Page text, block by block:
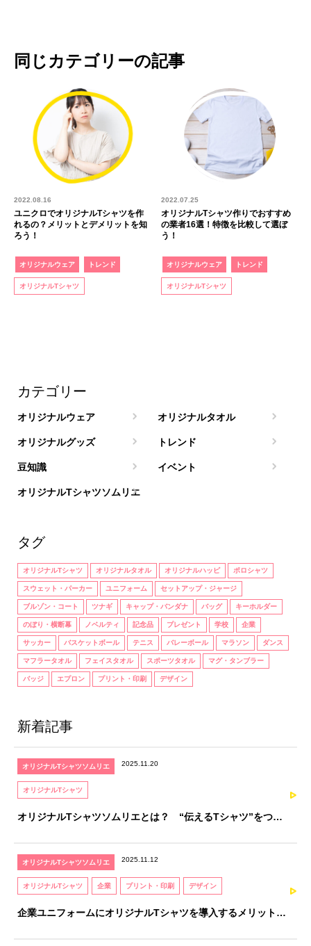
同じカテゴリーの記事
2022.08.16
ユニクロでオリジナルTシャツを作
れるの？メリットとデメリットを知
ろう！
オリジナルウェア トレンド
オリジナルTシャツ
2022.07.25
オリジナルTシャツ作りでおすすめ
の業者16選！特徴を比較して選ぼ
う！
オリジナルウェア トレンド
オリジナルTシャツ
カテゴリー
オリジナルウェア オリジナルタオル
オリジナルグッズ トレンド
豆知識 イベント
オリジナルTシャツソムリエ
タグ
オリジナルTシャツ オリジナルタオル オリジナルハッピ ポロシャツ
スウェット・パーカー ユニフォーム セットアップ・ジャージ
ブルゾン・コート ツナギ キャップ・バンダナ バッグ キーホルダー
のぼり・横断幕 ノベルティ 記念品 プレゼント 学校 企業
サッカー バスケットボール テニス バレーボール マラソン ダンス
マフラータオル フェイスタオル スポーツタオル マグ・タンブラー
バッジ エプロン プリント・印刷 デザイン
新着記事
オリジナルTシャツソムリエ 2025.11.20
オリジナルTシャツ
オリジナルTシャツソムリエとは？ “伝えるTシャツ”をつく
オリジナルTシャツソムリエ 2025.11.12
オリジナルTシャツ 企業 プリント・印刷 デザイン
企業ユニフォームにオリジナルTシャツを導入するメリットと